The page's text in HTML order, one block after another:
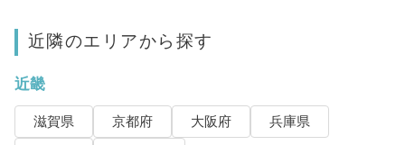
近隣のエリアから探す
近畿
滋賀県 京都府 大阪府
兵庫県